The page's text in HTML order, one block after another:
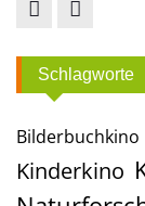
Schlagworte
Bilderbuchkino
Kinderkino